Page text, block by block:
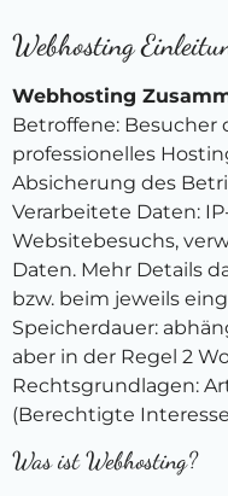
Webhosting
Webhosting
Betroffene: Besucher
professionelles
Absicherung des
Verarbeitete Daten:
Websitebesuchs,
Daten. Mehr Details
bzw. beim jeweils
Speicherdauer:
aber in der Regel 2
Rechtsgrundlagen:
(Berechtigte
Was ist Webhosting?